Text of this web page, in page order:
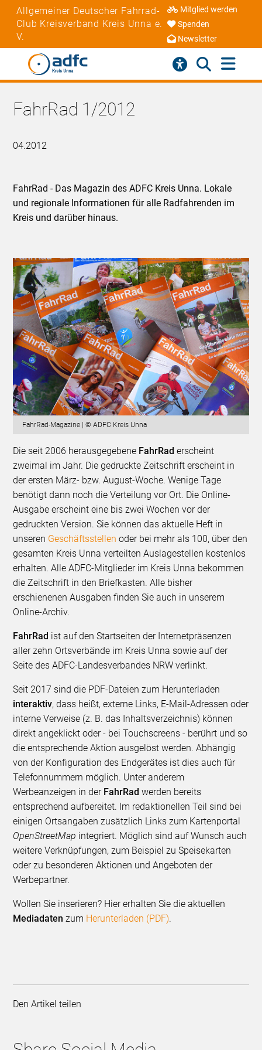
Allgemeiner Deutscher Fahrrad-
Club Kreisverband Kreis Unna e.
V.
Mitglied werden
Spenden
Newsletter
FahrRad 1/2012
04.2012
FahrRad - Das Magazin des ADFC Kreis Unna. Lokale
und regionale Informationen für alle Radfahrenden im
Kreis und darüber hinaus.
FahrRad-Magazine | © ADFC Kreis Unna
Die seit 2006 herausgegebene FahrRad erscheint
zweimal im Jahr. Die gedruckte Zeitschrift erscheint in
der ersten März- bzw. August-Woche. Wenige Tage
benötigt dann noch die Verteilung vor Ort. Die Online-
Ausgabe erscheint eine bis zwei Wochen vor der
gedruckten Version. Sie können das aktuelle Heft in
unseren Geschäftsstellen oder bei mehr als 100, über den
gesamten Kreis Unna verteilten Auslagestellen kostenlos
erhalten. Alle ADFC-Mitglieder im Kreis Unna bekommen
die Zeitschrift in den Briefkasten. Alle bisher
erschienenen Ausgaben finden Sie auch in unserem
Online-Archiv.
FahrRad ist auf den Startseiten der Internetpräsenzen
aller zehn Ortsverbände im Kreis Unna sowie auf der
Seite des ADFC-Landesverbandes NRW verlinkt.
Seit 2017 sind die PDF-Dateien zum Herunterladen
interaktiv, dass heißt, externe Links, E-Mail-Adressen oder
interne Verweise (z. B. das Inhaltsverzeichnis) können
direkt angeklickt oder - bei Touchscreens - berührt und so
die entsprechende Aktion ausgelöst werden. Abhängig
von der Konfiguration des Endgerätes ist dies auch für
Telefonnummern möglich. Unter anderem
Werbeanzeigen in der FahrRad werden bereits
entsprechend aufbereitet. Im redaktionellen Teil sind bei
einigen Ortsangaben zusätzlich Links zum Karten­portal
OpenStreetMap integriert. Möglich sind auf Wunsch auch
weitere Verknüpfungen, zum Beispiel zu Speisekarten
oder zu beson­deren Aktionen und Angeboten der
Werbepartner.
Wollen Sie inserieren? Hier erhalten Sie die aktuellen
Mediadaten zum Herunterladen (PDF).
Den Artikel teilen